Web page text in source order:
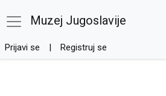
Muzej Jugoslavije
Prijavi se Registruj se